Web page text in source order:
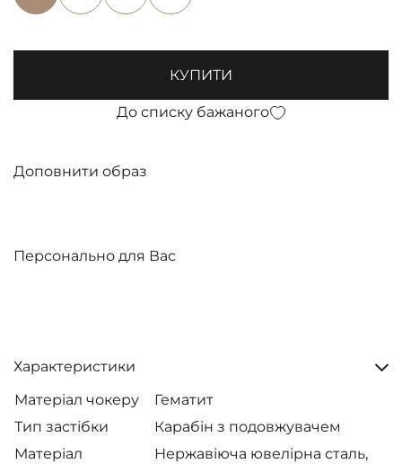
КУПИТИ
До списку бажаного
Доповнити образ
Персонально для Вас
Характеристики
Матеріал чокеру
Гематит
Тип застібки
Карабін з подовжувачем
Матеріал
Нержавіюча ювелірна сталь,